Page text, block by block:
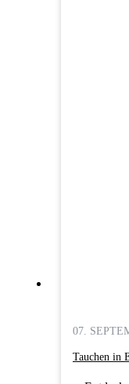
07.
Tauchen in